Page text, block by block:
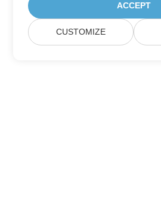
ACCEPT
CUSTOMIZE